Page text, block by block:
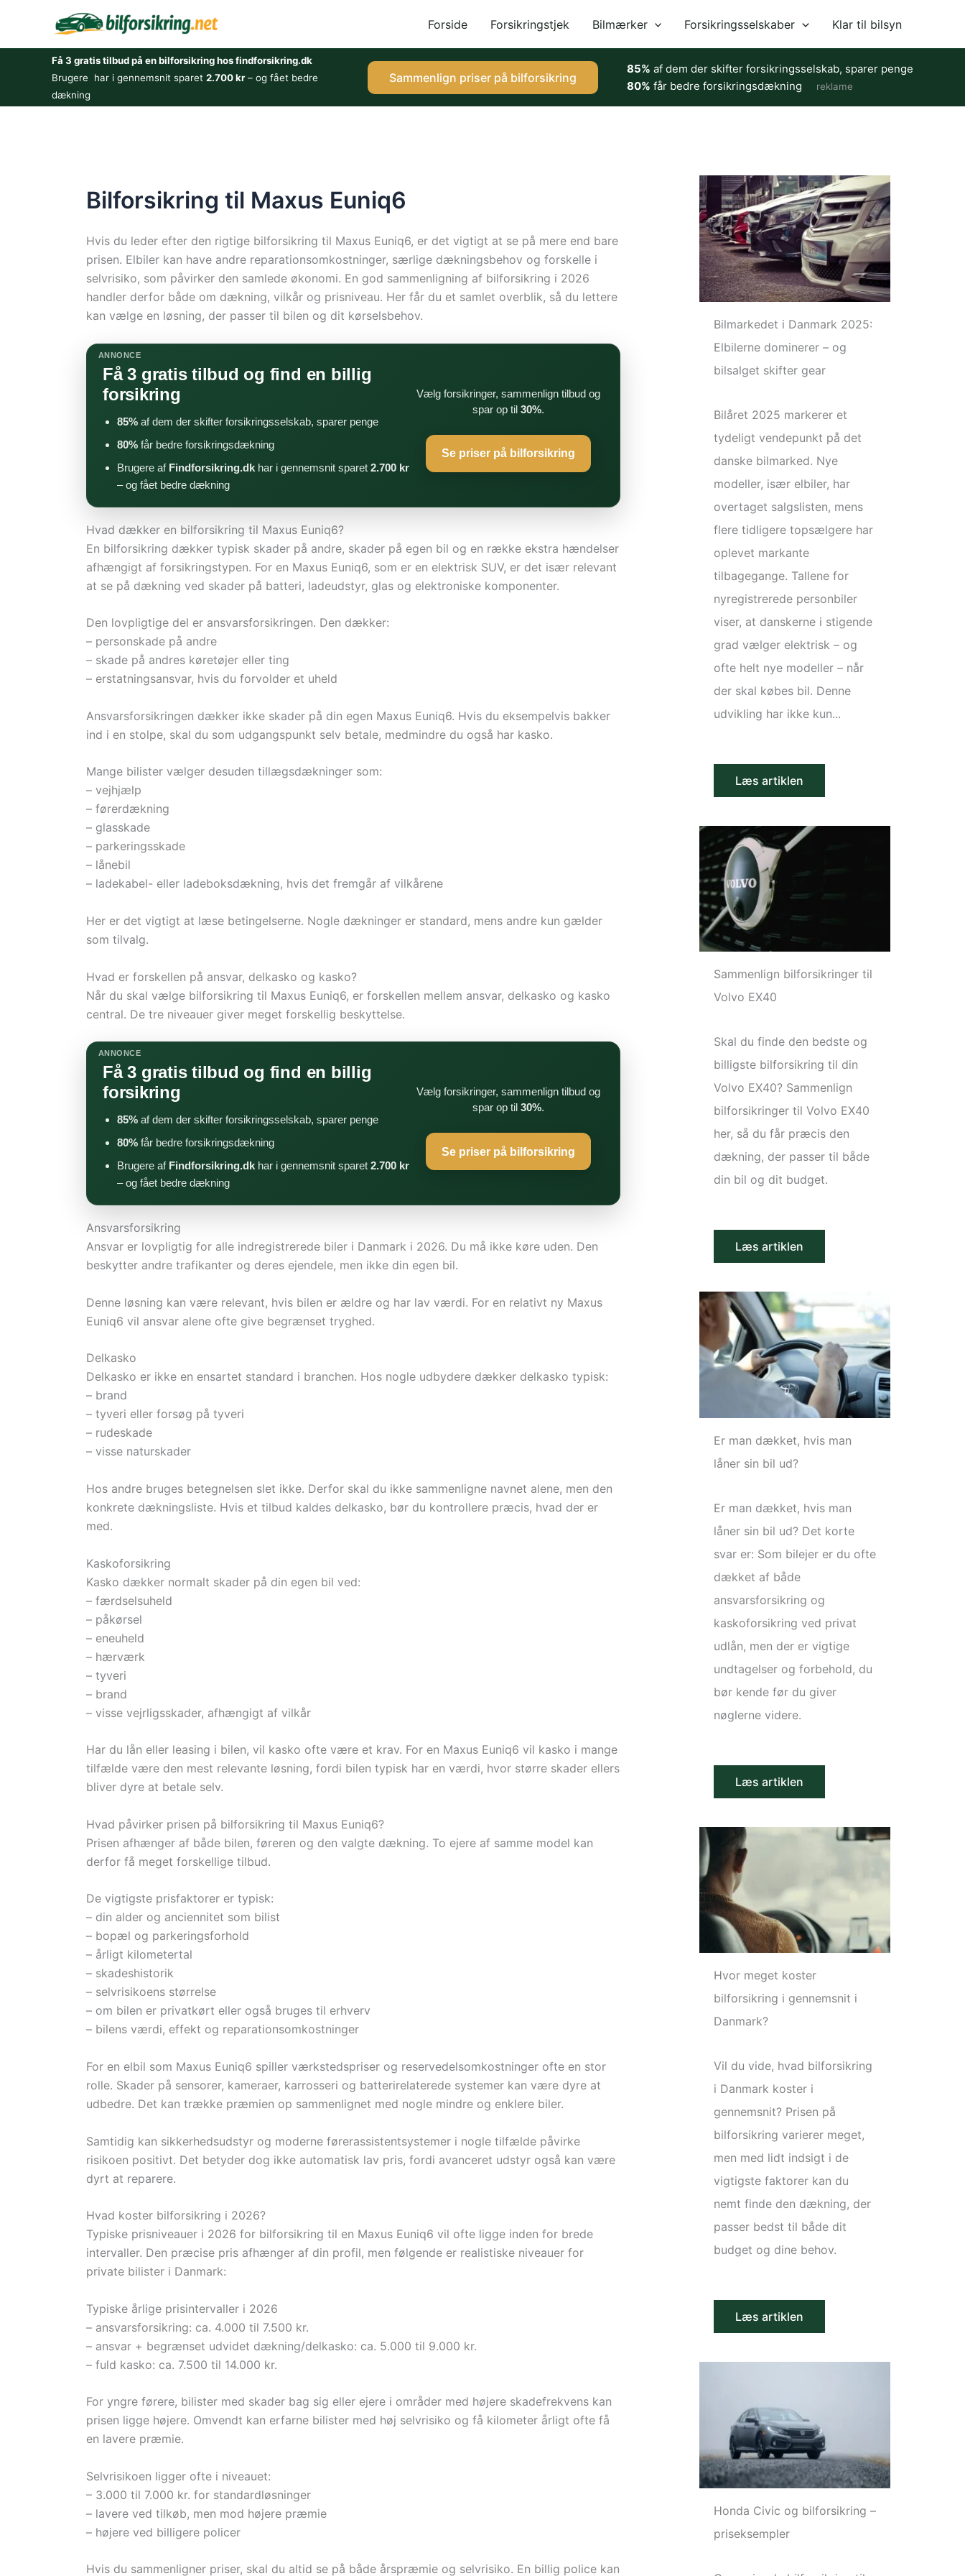
indholdet
Forside Forsikringstjek Bilmærker Forsikringsselskaber Klar til bilsyn
Få 3 gratis tilbud på en bilforsikring hos findforsikring.dk
Brugere har i gennemsnit sparet 2.700 kr– og fået bedre
dækning
Sammenlign priser på bilforsikring
85% af dem der skifter forsikringsselskab, sparer penge
80% får bedre forsikringsdækning reklame
Bilforsikring til Maxus Euniq6
Hvis du leder efter den rigtige bilforsikring til Maxus Euniq6, er det vigtigt at se på mere end bare
prisen. Elbiler kan have andre reparationsomkostninger, særlige dækningsbehov og forskelle i
selvrisiko, som påvirker den samlede økonomi. En god sammenligning af bilforsikring i 2026
handler derfor både om dækning, vilkår og prisniveau. Her får du et samlet overblik, så du lettere
kan vælge en løsning, der passer til bilen og dit kørselsbehov.
ANNONCE
Få 3 gratis tilbud og find en billig
forsikring
85% af dem der skifter forsikringsselskab, sparer penge
80% får bedre forsikringsdækning
Brugere af Findforsikring.dk har i gennemsnit sparet 2.700 kr
– og fået bedre dækning
Vælg forsikringer, sammenlign tilbud og
spar op til30%.
Se priser på bilforsikring
Hvad dækker en bilforsikring til Maxus Euniq6?
En bilforsikring dækker typisk skader på andre, skader på egen bil og en række ekstra hændelser
afhængigt af forsikringstypen. For en Maxus Euniq6, som er en elektrisk SUV, er det især relevant
at se på dækning ved skader på batteri, ladeudstyr, glas og elektroniske komponenter.
Den lovpligtige del er ansvarsforsikringen. Den dækker:
– personskade på andre
– skade på andres køretøjer eller ting
– erstatningsansvar, hvis du forvolder et uheld
Ansvarsforsikringen dækker ikke skader på din egen Maxus Euniq6. Hvis du eksempelvis bakker
ind i en stolpe, skal du som udgangspunkt selv betale, medmindre du også har kasko.
Mange bilister vælger desuden tillægsdækninger som:
– vejhjælp
– førerdækning
– glasskade
– parkeringsskade
– lånebil
– ladekabel- eller ladeboksdækning, hvis det fremgår af vilkårene
Her er det vigtigt at læse betingelserne. Nogle dækninger er standard, mens andre kun gælder
som tilvalg.
Hvad er forskellen på ansvar, delkasko og kasko?
Når du skal vælge bilforsikring til Maxus Euniq6, er forskellen mellem ansvar, delkasko og kasko
central. De tre niveauer giver meget forskellig beskyttelse.
ANNONCE
Få 3 gratis tilbud og find en billig
forsikring
85% af dem der skifter forsikringsselskab, sparer penge
80% får bedre forsikringsdækning
Brugere af Findforsikring.dk har i gennemsnit sparet 2.700 kr
– og fået bedre dækning
Vælg forsikringer, sammenlign tilbud og
spar op til30%.
Se priser på bilforsikring
Ansvarsforsikring
Ansvar er lovpligtig for alle indregistrerede biler i Danmark i 2026. Du må ikke køre uden. Den
beskytter andre trafikanter og deres ejendele, men ikke din egen bil.
Denne løsning kan være relevant, hvis bilen er ældre og har lav værdi. For en relativt ny Maxus
Euniq6 vil ansvar alene ofte give begrænset tryghed.
Delkasko
Delkasko er ikke en ensartet standard i branchen. Hos nogle udbydere dækker delkasko typisk:
– brand
– tyveri eller forsøg på tyveri
– rudeskade
– visse naturskader
Hos andre bruges betegnelsen slet ikke. Derfor skal du ikke sammenligne navnet alene, men den
konkrete dækningsliste. Hvis et tilbud kaldes delkasko, bør du kontrollere præcis, hvad der er
med.
Kaskoforsikring
Kasko dækker normalt skader på din egen bil ved:
– færdselsuheld
– påkørsel
– eneuheld
– hærværk
– tyveri
– brand
– visse vejrligsskader, afhængigt af vilkår
Har du lån eller leasing i bilen, vil kasko ofte være et krav. For en Maxus Euniq6 vil kasko i mange
tilfælde være den mest relevante løsning, fordi bilen typisk har en værdi, hvor større skader ellers
bliver dyre at betale selv.
Hvad påvirker prisen på bilforsikring til Maxus Euniq6?
Prisen afhænger af både bilen, føreren og den valgte dækning. To ejere af samme model kan
derfor få meget forskellige tilbud.
De vigtigste prisfaktorer er typisk:
– din alder og anciennitet som bilist
– bopæl og parkeringsforhold
– årligt kilometertal
– skadeshistorik
– selvrisikoens størrelse
– om bilen er privatkørt eller også bruges til erhverv
– bilens værdi, effekt og reparationsomkostninger
For en elbil som Maxus Euniq6 spiller værkstedspriser og reservedelsomkostninger ofte en stor
rolle. Skader på sensorer, kameraer, karrosseri og batterirelaterede systemer kan være dyre at
udbedre. Det kan trække præmien op sammenlignet med nogle mindre og enklere biler.
Samtidig kan sikkerhedsudstyr og moderne førerassistentsystemer i nogle tilfælde påvirke
risikoen positivt. Det betyder dog ikke automatisk lav pris, fordi avanceret udstyr også kan være
dyrt at reparere.
Hvad koster bilforsikring i 2026?
Typiske prisniveauer i 2026 for bilforsikring til en Maxus Euniq6 vil ofte ligge inden for brede
intervaller. Den præcise pris afhænger af din profil, men følgende er realistiske niveauer for
private bilister i Danmark:
Typiske årlige prisintervaller i 2026
– ansvarsforsikring: ca. 4.000 til 7.500 kr.
– ansvar + begrænset udvidet dækning/delkasko: ca. 5.000 til 9.000 kr.
– fuld kasko: ca. 7.500 til 14.000 kr.
For yngre førere, bilister med skader bag sig eller ejere i områder med højere skadefrekvens kan
prisen ligge højere. Omvendt kan erfarne bilister med høj selvrisiko og få kilometer årligt ofte få
en lavere præmie.
Selvrisikoen ligger ofte i niveauet:
– 3.000 til 7.000 kr. for standardløsninger
– lavere ved tilkøb, men mod højere præmie
– højere ved billigere policer
Hvis du sammenligner priser, skal du altid se på både årspræmie og selvrisiko. En billig police kan
Bilmarkedet i Danmark 2025:
Elbilerne dominerer – og
bilsalget skifter gear
Bilåret 2025 markerer et
tydeligt vendepunkt på det
danske bilmarked. Nye
modeller, især elbiler, har
overtaget salgslisten, mens
flere tidligere topsælgere har
oplevet markante
tilbagegange. Tallene for
nyregistrerede personbiler
viser, at danskerne i stigende
grad vælger elektrisk – og
ofte helt nye modeller – når
der skal købes bil. Denne
udvikling har ikke kun...
Læs artiklen
Sammenlign bilforsikringer til
Volvo EX40
Skal du finde den bedste og
billigste bilforsikring til din
Volvo EX40? Sammenlign
bilforsikringer til Volvo EX40
her, så du får præcis den
dækning, der passer til både
din bil og dit budget.
Læs artiklen
Er man dækket, hvis man
låner sin bil ud?
Er man dækket, hvis man
låner sin bil ud? Det korte
svar er: Som bilejer er du ofte
dækket af både
ansvarsforsikring og
kaskoforsikring ved privat
udlån, men der er vigtige
undtagelser og forbehold, du
bør kende før du giver
nøglerne videre.
Læs artiklen
Hvor meget koster
bilforsikring i gennemsnit i
Danmark?
Vil du vide, hvad bilforsikring
i Danmark koster i
gennemsnit? Prisen på
bilforsikring varierer meget,
men med lidt indsigt i de
vigtigste faktorer kan du
nemt finde den dækning, der
passer bedst til både dit
budget og dine behov.
Læs artiklen
Honda Civic og bilforsikring –
priseksempler